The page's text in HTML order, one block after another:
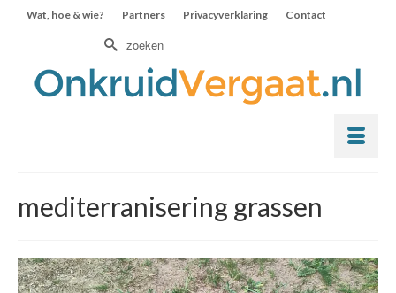
Wat, hoe & wie? Partners Privacyverklaring Contact
Zoek
mediterranisering grassen